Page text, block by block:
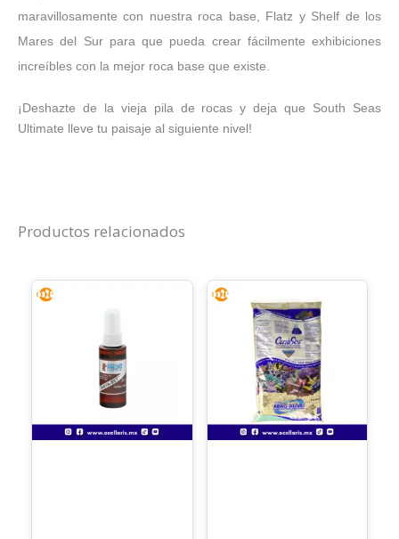
maravillosamente con nuestra roca base, Flatz y Shelf de los
Mares del Sur para que pueda crear fácilmente exhibiciones
increíbles con la mejor roca base que existe.
¡Deshazte de la vieja pila de rocas y deja que South Seas
Ultimate lleve tu paisaje al siguiente nivel!
Productos relacionados